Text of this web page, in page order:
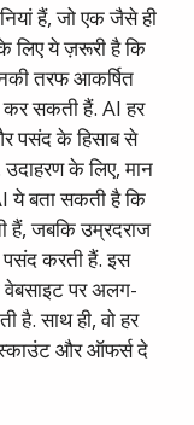
हैं, जो एक जैसे ही
लिए ये ज़रूरी है कि
तरफ आकर्षित
कर सकती हैं. AI हर
पसंद के हिसाब से
के लिए, मान
ये बता सकती है कि
हैं, जबकि उम्रदराज
करती हैं. इस
पर अलग-
साथ ही, वो हर
और ऑफर्स दे